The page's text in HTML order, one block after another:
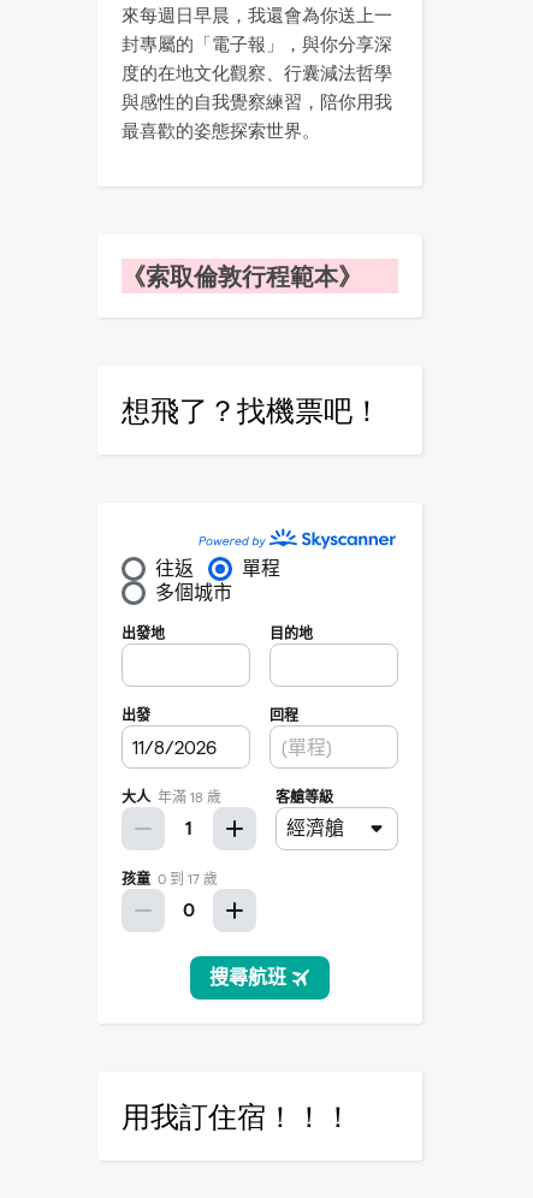
來每週日早晨，我還會為你送上一
封專屬的「電子報」，與你分享深
度的在地文化觀察、行囊減法哲學
與感性的自我覺察練習，陪你用我
最喜歡的姿態探索世界。
《索取倫敦行程範本》
想飛了？找機票吧！
用我訂住宿！！！